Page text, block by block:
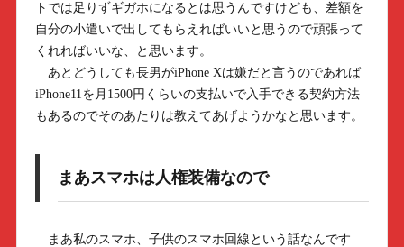
トでは足りずギガホになるとは思うんですけども、差額を
自分の小遣いで出してもらえればいいと思うので頑張って
くれればいいな、と思います。
あとどうしても長男がiPhone Xは嫌だと言うのであれば
iPhone11を月1500円くらいの支払いで入手できる契約方法
もあるのでそのあたりは教えてあげようかなと思います。
まあスマホは人権装備なので
まあ私のスマホ、子供のスマホ回線という話なんです